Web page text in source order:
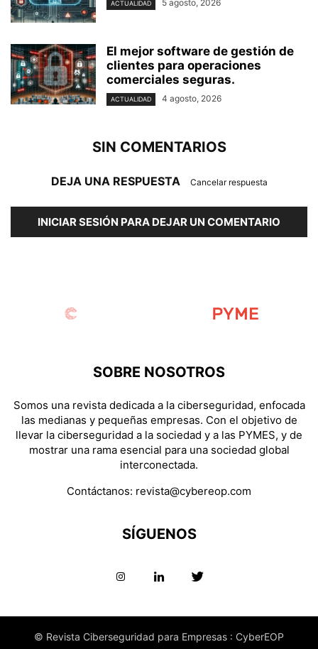
ACTUALIDAD 5 agosto, 2026
El mejor software de gestión de
clientes para operaciones
comerciales seguras.
ACTUALIDAD 4 agosto, 2026
SIN COMENTARIOS
DEJA UNA RESPUESTA Cancelar respuesta
INICIAR SESIÓN PARA DEJAR UN COMENTARIO
SOBRE NOSOTROS
Somos una revista dedicada a la ciberseguridad, enfocada
las medianas y pequeñas empresas. Con el objetivo de
llevar la ciberseguridad a la sociedad y a las PYMES, y de
mostrar una rama esencial para una sociedad global
interconectada.
Contáctanos: revista@cybereop.com
SÍGUENOS
© Revista Ciberseguridad para Empresas : CyberEOP